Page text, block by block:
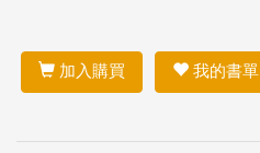
加入購買 我的書單